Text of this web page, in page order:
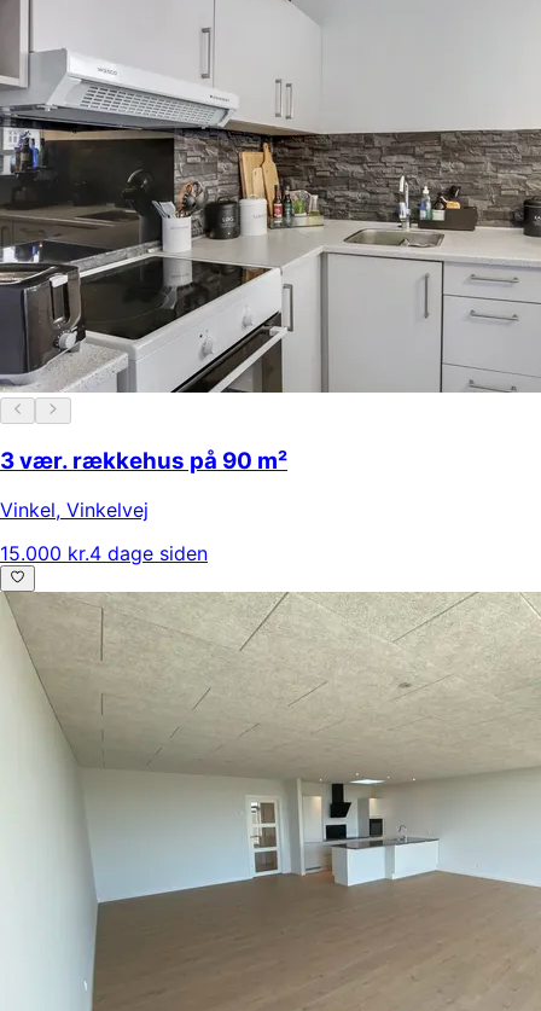
3 vær. rækkehus på 90 m²
Vinkel, Vinkelvej
15.000 kr.4 dage siden